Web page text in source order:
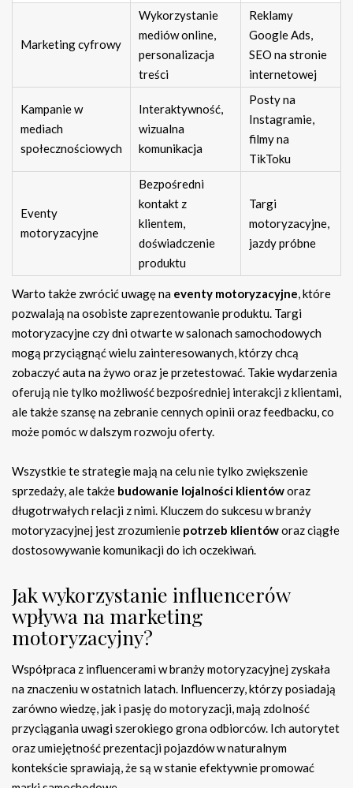
Marketing cyfrowy
Wykorzystanie
mediów online,
personalizacja
treści
Reklamy
Google Ads,
SEO na stronie
internetowej
Kampanie w
mediach
społecznościowych
Interaktywność,
wizualna
komunikacja
Posty na
Instagramie,
filmy na
TikToku
Eventy
motoryzacyjne
Bezpośredni
kontakt z
klientem,
doświadczenie
produktu
Targi
motoryzacyjne,
jazdy próbne
Warto także zwrócić uwagę na eventy motoryzacyjne, które
pozwalają na osobiste zaprezentowanie produktu. Targi
motoryzacyjne czy dni otwarte w salonach samochodowych
mogą przyciągnąć wielu zainteresowanych, którzy chcą
zobaczyć auta na żywo oraz je przetestować. Takie wydarzenia
oferują nie tylko możliwość bezpośredniej interakcji z klientami,
ale także szansę na zebranie cennych opinii oraz feedbacku, co
może pomóc w dalszym rozwoju oferty.
Wszystkie te strategie mają na celu nie tylko zwiększenie
sprzedaży, ale także budowanie lojalności klientóworaz
długotrwałych relacji z nimi. Kluczem do sukcesu w branży
motoryzacyjnej jest zrozumienie potrzeb klientóworaz ciągłe
dostosowywanie komunikacji do ich oczekiwań.
Jak wykorzystanie influencerów
wpływa na marketing
motoryzacyjny?
Współpraca z influencerami w branży motoryzacyjnej zyskała
na znaczeniu w ostatnich latach. Influencerzy, którzy posiadają
zarówno wiedzę, jak i pasję do motoryzacji, mają zdolność
przyciągania uwagi szerokiego grona odbiorców. Ich autorytet
oraz umiejętność prezentacji pojazdów w naturalnym
kontekście sprawiają, że są w stanie efektywnie promować